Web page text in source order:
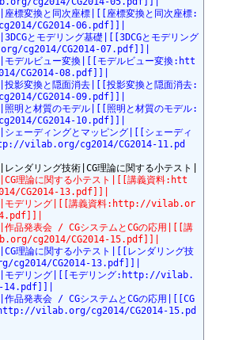
標変換と同次座標|[[座標変換と同次座標:
CG2014-06.pdf]]|
とモデリング基礎|[[3DCGとモデリング
cg2014/CG2014-07.pdf]]|
デルビュー変換|[[モデルビュー変換:htt
CG2014-08.pdf]]|
影変換と隠面消去|[[投影変換と隠面消去:
CG2014-09.pdf]]|
明と材質のモデル|[[照明と材質のモデル:
CG2014-10.pdf]]|
ェーディングとマッピング|[[シェーディ
vilab.org/cg2014/CG2014-11.pd
理論に関する小テスト|[[講義資料:htt
CG2014-13.pdf]]|
モデリング|[[講義資料:http://vilab.or
品発表会 / CGシステムとCGの応用|[[講
cg2014/CG2014-15.pdf]]|
理論に関する小テスト|[[レンダリング技
CG2014-13.pdf]]|
モデリング|[[モデリング:http://vilab.
14.pdf]]|
品発表会 / CGシステムとCGの応用|[[CG
:http://vilab.org/cg2014/CG2014-15.pd